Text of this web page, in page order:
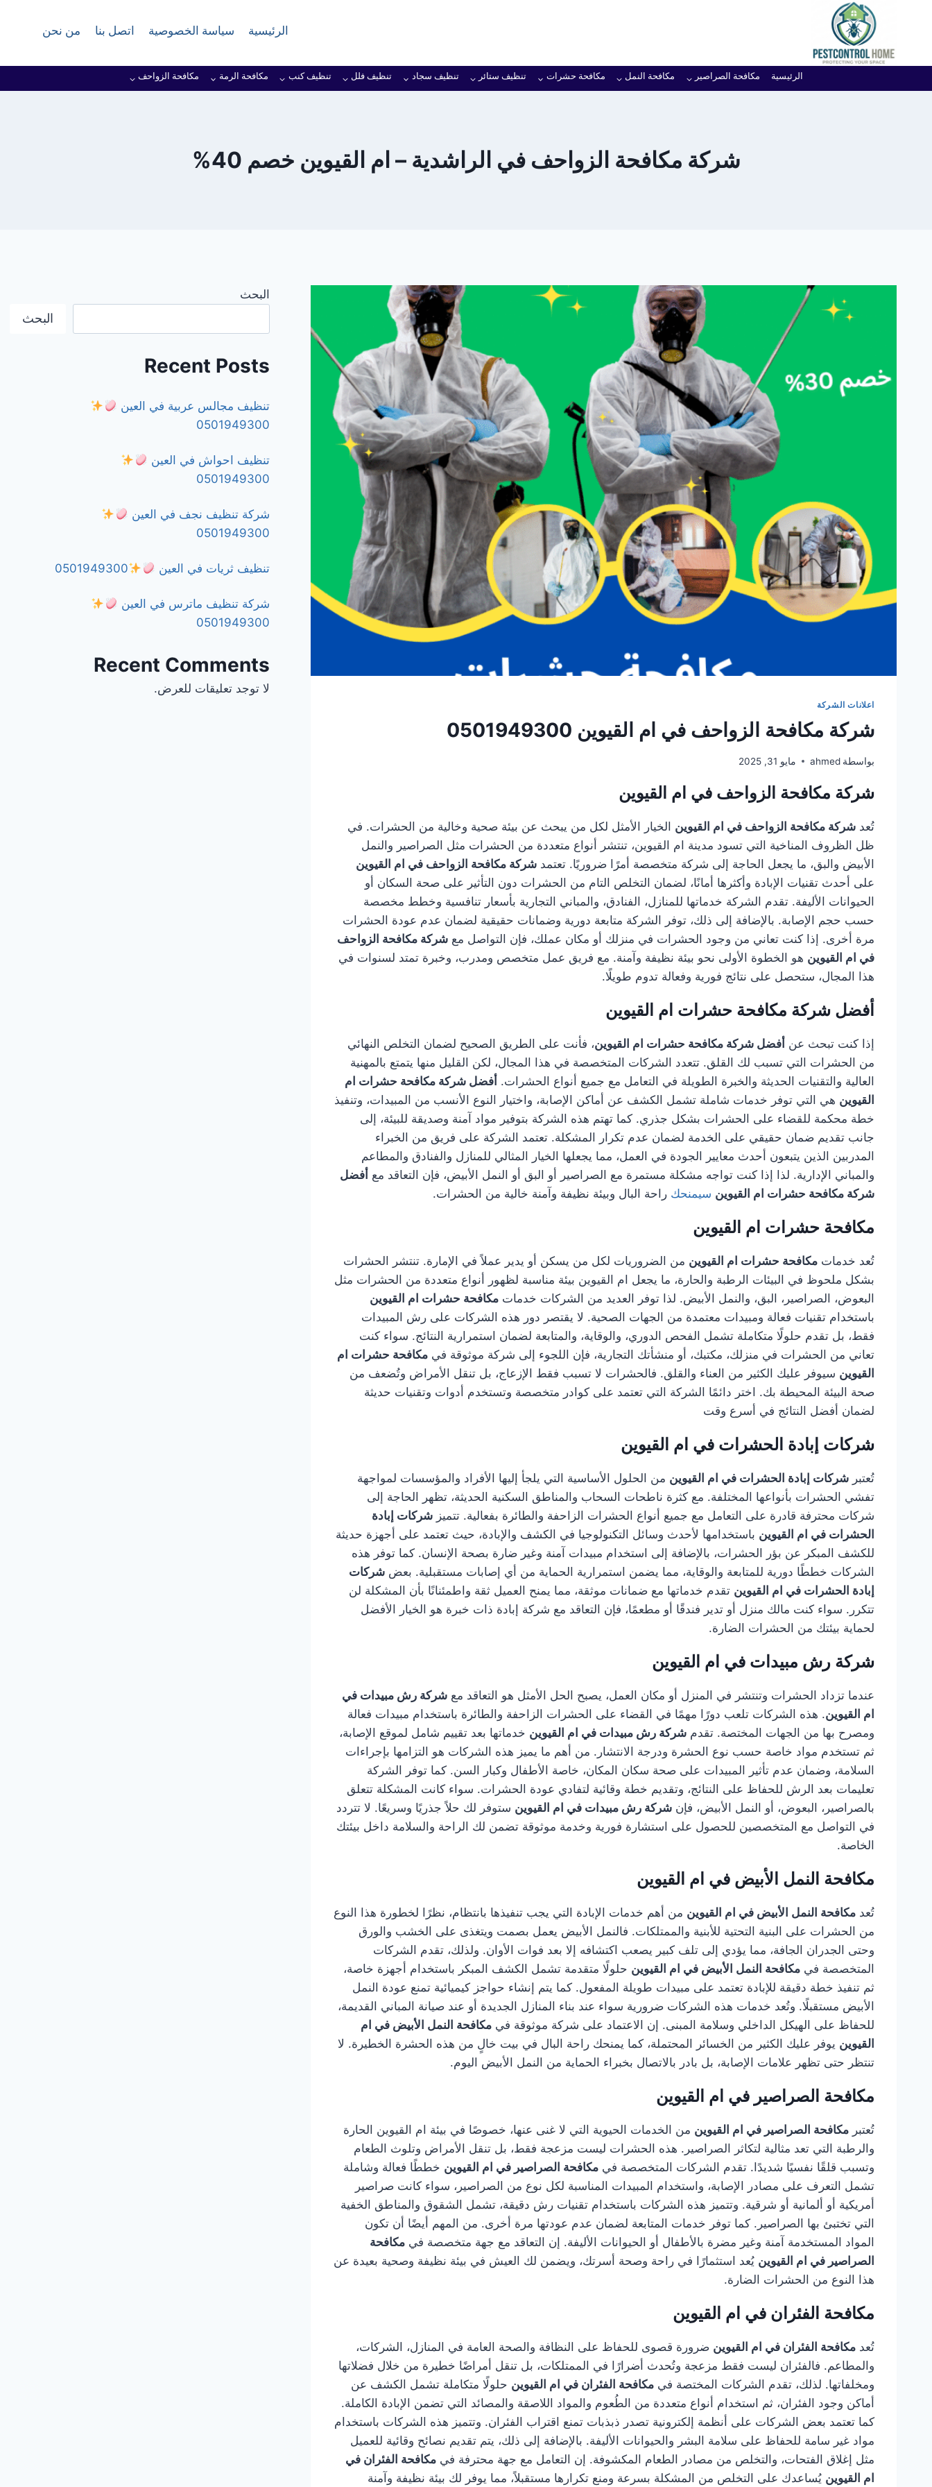
المحتوى
الرئيسية سياسة الخصوصية اتصل بنا من نحن
الرئيسية مكافحة الصراصير مكافحة النمل مكافحة حشرات تنظيف ستائر تنظيف سجاد تنظيف فلل تنظيف كنب مكافحة الرمة مكافحة الزواحف
شركة مكافحة الزواحف في الراشدية – ام القيوين خصم 40%
اعلانات الشركة
شركة مكافحة الزواحف في ام القيوين 0501949300
بواسطة ahmed مايو 31, 2025
شركة مكافحة الزواحف في ام القيوين
تُعدشركة مكافحة الزواحف في ام القيوين الخيار الأمثل لكل من يبحث عن بيئة صحية وخالية من الحشرات. في
ظل الظروف المناخية التي تسود مدينة ام القيوين، تنتشر أنواع متعددة من الحشرات مثل الصراصير والنمل
الأبيض والبق، ما يجعل الحاجة إلى شركة متخصصة أمرًا ضروريًا. تعتمدشركة مكافحة الزواحف في ام القيوين
على أحدث تقنيات الإبادة وأكثرها أمانًا، لضمان التخلص التام من الحشرات دون التأثير على صحة السكان أو
الحيوانات الأليفة. تقدم الشركة خدماتها للمنازل، الفنادق، والمباني التجارية بأسعار تنافسية وخطط مخصصة
حسب حجم الإصابة. بالإضافة إلى ذلك، توفر الشركة متابعة دورية وضمانات حقيقية لضمان عدم عودة الحشرات
مرة أخرى. إذا كنت تعاني من وجود الحشرات في منزلك أو مكان عملك، فإن التواصل معشركة مكافحة الزواحف
في ام القيوين هو الخطوة الأولى نحو بيئة نظيفة وآمنة. مع فريق عمل متخصص ومدرب، وخبرة تمتد لسنوات في
هذا المجال، ستحصل على نتائج فورية وفعالة تدوم طويلًا.
أفضل شركة مكافحة حشرات ام القيوين
إذا كنت تبحث عنأفضل شركة مكافحة حشرات ام القيوين، فأنت على الطريق الصحيح لضمان التخلص النهائي
من الحشرات التي تسبب لك القلق. تتعدد الشركات المتخصصة في هذا المجال، لكن القليل منها يتمتع بالمهنية
العالية والتقنيات الحديثة والخبرة الطويلة في التعامل مع جميع أنواع الحشرات.أفضل شركة مكافحة حشرات ام
القيوين هي التي توفر خدمات شاملة تشمل الكشف عن أماكن الإصابة، واختيار النوع الأنسب من المبيدات، وتنفيذ
خطة محكمة للقضاء على الحشرات بشكل جذري. كما تهتم هذه الشركة بتوفير مواد آمنة وصديقة للبيئة، إلى
جانب تقديم ضمان حقيقي على الخدمة لضمان عدم تكرار المشكلة. تعتمد الشركة على فريق من الخبراء
المدربين الذين يتبعون أحدث معايير الجودة في العمل، مما يجعلها الخيار المثالي للمنازل والفنادق والمطاعم
والمباني الإدارية. لذا إذا كنت تواجه مشكلة مستمرة مع الصراصير أو البق أو النمل الأبيض، فإن التعاقد معأفضل
شركة مكافحة حشرات ام القيوين سيمنحك راحة البال وبيئة نظيفة وآمنة خالية من الحشرات.
مكافحة حشرات ام القيوين
تُعد خدماتمكافحة حشرات ام القيوين من الضروريات لكل من يسكن أو يدير عملاً في الإمارة. تنتشر الحشرات
بشكل ملحوظ في البيئات الرطبة والحارة، ما يجعل ام القيوين بيئة مناسبة لظهور أنواع متعددة من الحشرات مثل
البعوض، الصراصير، البق، والنمل الأبيض. لذا توفر العديد من الشركات خدماتمكافحة حشرات ام القيوين
باستخدام تقنيات فعالة ومبيدات معتمدة من الجهات الصحية. لا يقتصر دور هذه الشركات على رش المبيدات
فقط، بل تقدم حلولًا متكاملة تشمل الفحص الدوري، والوقاية، والمتابعة لضمان استمرارية النتائج. سواء كنت
تعاني من الحشرات في منزلك، مكتبك، أو منشأتك التجارية، فإن اللجوء إلى شركة موثوقة فيمكافحة حشرات ام
القيوين سيوفر عليك الكثير من العناء والقلق. فالحشرات لا تسبب فقط الإزعاج، بل تنقل الأمراض وتُضعف من
صحة البيئة المحيطة بك. اختر دائمًا الشركة التي تعتمد على كوادر متخصصة وتستخدم أدوات وتقنيات حديثة
لضمان أفضل النتائج في أسرع وقت
شركات إبادة الحشرات في ام القيوين
تُعتبرشركات إبادة الحشرات في ام القيوين من الحلول الأساسية التي يلجأ إليها الأفراد والمؤسسات لمواجهة
تفشي الحشرات بأنواعها المختلفة. مع كثرة ناطحات السحاب والمناطق السكنية الحديثة، تظهر الحاجة إلى
شركات محترفة قادرة على التعامل مع جميع أنواع الحشرات الزاحفة والطائرة بفعالية. تتميزشركات إبادة
الحشرات في ام القيوين باستخدامها لأحدث وسائل التكنولوجيا في الكشف والإبادة، حيث تعتمد على أجهزة حديثة
للكشف المبكر عن بؤر الحشرات، بالإضافة إلى استخدام مبيدات آمنة وغير ضارة بصحة الإنسان. كما توفر هذه
الشركات خططًا دورية للمتابعة والوقاية، مما يضمن استمرارية الحماية من أي إصابات مستقبلية. بعضشركات
إبادة الحشرات في ام القيوين تقدم خدماتها مع ضمانات موثقة، مما يمنح العميل ثقة واطمئنانًا بأن المشكلة لن
تتكرر. سواء كنت مالك منزل أو تدير فندقًا أو مطعمًا، فإن التعاقد مع شركة إبادة ذات خبرة هو الخيار الأفضل
لحماية بيئتك من الحشرات الضارة.
شركة رش مبيدات في ام القيوين
عندما تزداد الحشرات وتنتشر في المنزل أو مكان العمل، يصبح الحل الأمثل هو التعاقد معشركة رش مبيدات في
ام القيوين. هذه الشركات تلعب دورًا مهمًا في القضاء على الحشرات الزاحفة والطائرة باستخدام مبيدات فعالة
ومصرح بها من الجهات المختصة. تقدمشركة رش مبيدات في ام القيوين خدماتها بعد تقييم شامل لموقع الإصابة،
ثم تستخدم مواد خاصة حسب نوع الحشرة ودرجة الانتشار. من أهم ما يميز هذه الشركات هو التزامها بإجراءات
السلامة، وضمان عدم تأثير المبيدات على صحة سكان المكان، خاصة الأطفال وكبار السن. كما توفر الشركة
تعليمات بعد الرش للحفاظ على النتائج، وتقديم خطة وقائية لتفادي عودة الحشرات. سواء كانت المشكلة تتعلق
بالصراصير، البعوض، أو النمل الأبيض، فإنشركة رش مبيدات في ام القيوين ستوفر لك حلاً جذريًا وسريعًا. لا تتردد
في التواصل مع المتخصصين للحصول على استشارة فورية وخدمة موثوقة تضمن لك الراحة والسلامة داخل بيئتك
الخاصة.
مكافحة النمل الأبيض في ام القيوين
تُعدمكافحة النمل الأبيض في ام القيوين من أهم خدمات الإبادة التي يجب تنفيذها بانتظام، نظرًا لخطورة هذا النوع
من الحشرات على البنية التحتية للأبنية والممتلكات. فالنمل الأبيض يعمل بصمت ويتغذى على الخشب والورق
وحتى الجدران الجافة، مما يؤدي إلى تلف كبير يصعب اكتشافه إلا بعد فوات الأوان. ولذلك، تقدم الشركات
المتخصصة فيمكافحة النمل الأبيض في ام القيوين حلولًا متقدمة تشمل الكشف المبكر باستخدام أجهزة خاصة،
ثم تنفيذ خطة دقيقة للإبادة تعتمد على مبيدات طويلة المفعول. كما يتم إنشاء حواجز كيميائية تمنع عودة النمل
الأبيض مستقبلًا. وتُعد خدمات هذه الشركات ضرورية سواء عند بناء المنازل الجديدة أو عند صيانة المباني القديمة،
للحفاظ على الهيكل الداخلي وسلامة المبنى. إن الاعتماد على شركة موثوقة فيمكافحة النمل الأبيض في ام
القيوين يوفر عليك الكثير من الخسائر المحتملة، كما يمنحك راحة البال في بيت خالٍ من هذه الحشرة الخطيرة. لا
تنتظر حتى تظهر علامات الإصابة، بل بادر بالاتصال بخبراء الحماية من النمل الأبيض اليوم.
مكافحة الصراصير في ام القيوين
تُعتبرمكافحة الصراصير في ام القيوين من الخدمات الحيوية التي لا غنى عنها، خصوصًا في بيئة ام القيوين الحارة
والرطبة التي تعد مثالية لتكاثر الصراصير. هذه الحشرات ليست مزعجة فقط، بل تنقل الأمراض وتلوث الطعام
وتسبب قلقًا نفسيًا شديدًا. تقدم الشركات المتخصصة فيمكافحة الصراصير في ام القيوين خططًا فعالة وشاملة
تشمل التعرف على مصادر الإصابة، واستخدام المبيدات المناسبة لكل نوع من الصراصير، سواء كانت صراصير
أمريكية أو ألمانية أو شرقية. وتتميز هذه الشركات باستخدام تقنيات رش دقيقة، تشمل الشقوق والمناطق الخفية
التي تختبئ بها الصراصير. كما توفر خدمات المتابعة لضمان عدم عودتها مرة أخرى. من المهم أيضًا أن تكون
المواد المستخدمة آمنة وغير مضرة بالأطفال أو الحيوانات الأليفة. إن التعاقد مع جهة متخصصة فيمكافحة
الصراصير في ام القيوين يُعد استثمارًا في راحة وصحة أسرتك، ويضمن لك العيش في بيئة نظيفة وصحية بعيدة عن
هذا النوع من الحشرات الضارة.
مكافحة الفئران في ام القيوين
تُعدمكافحة الفئران في ام القيوين ضرورة قصوى للحفاظ على النظافة والصحة العامة في المنازل، الشركات،
والمطاعم. فالفئران ليست فقط مزعجة وتُحدث أضرارًا في الممتلكات، بل تنقل أمراضًا خطيرة من خلال فضلاتها
ومخلفاتها. لذلك، تقدم الشركات المختصة فيمكافحة الفئران في ام القيوين حلولًا متكاملة تشمل الكشف عن
أماكن وجود الفئران، ثم استخدام أنواع متعددة من الطُعوم والمواد اللاصقة والمصائد التي تضمن الإبادة الكاملة.
كما تعتمد بعض الشركات على أنظمة إلكترونية تصدر ذبذبات تمنع اقتراب الفئران. وتتميز هذه الشركات باستخدام
مواد غير سامة للحفاظ على سلامة البشر والحيوانات الأليفة. بالإضافة إلى ذلك، يتم تقديم نصائح وقائية للعميل
مثل إغلاق الفتحات، والتخلص من مصادر الطعام المكشوفة. إن التعامل مع جهة محترفة فيمكافحة الفئران في
ام القيوين يُساعدك على التخلص من المشكلة بسرعة ومنع تكرارها مستقبلاً، مما يوفر لك بيئة نظيفة وآمنة
البحث
البحث
Recent Posts
تنظيف مجالس عربية في العين
0501949300
تنظيف احواش في العين
0501949300
شركة تنظيف نجف في العين
0501949300
تنظيف ثريات في العين 0501949300
شركة تنظيف ماترس في العين
0501949300
Recent Comments
لا توجد تعليقات للعرض.